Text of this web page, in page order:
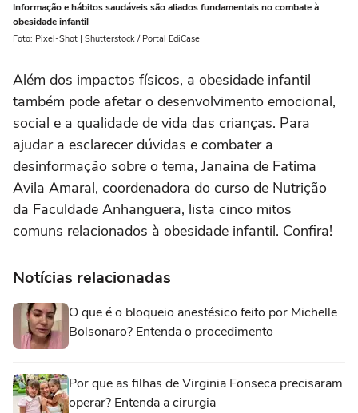
Informação e hábitos saudáveis são aliados fundamentais no combate à
obesidade infantil
Foto: Pixel-Shot | Shutterstock / Portal EdiCase
Além dos impactos físicos, a obesidade infantil
também pode afetar o desenvolvimento emocional,
social e a qualidade de vida das crianças. Para
ajudar a esclarecer dúvidas e combater a
desinformação sobre o tema, Janaina de Fatima
Avila Amaral, coordenadora do curso de Nutrição
da Faculdade Anhanguera, lista cinco mitos
comuns relacionados à obesidade infantil. Confira!
Notícias relacionadas
O que é o bloqueio anestésico feito por Michelle
Bolsonaro? Entenda o procedimento
Por que as filhas de Virginia Fonseca precisaram
operar? Entenda a cirurgia